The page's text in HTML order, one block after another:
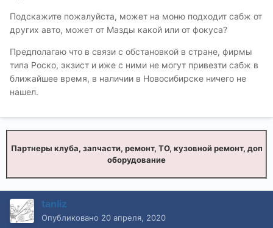
Подскажите пожалуйста, может на моню подходит сабж от
других авто, может от Мазды какой или от фокуса?
Предполагаю что в связи с обстановкой в стране, фирмы
типа Роско, экзист и иже с ними не могут привезти сабж в
ближайшее время, в наличии в Новосибирске ничего не
нашел.
Партнеры клуба, запчасти, ремонт, ТО, кузовной ремонт, доп
оборудование
tanliz
Опубликовано 20 апреля, 2020